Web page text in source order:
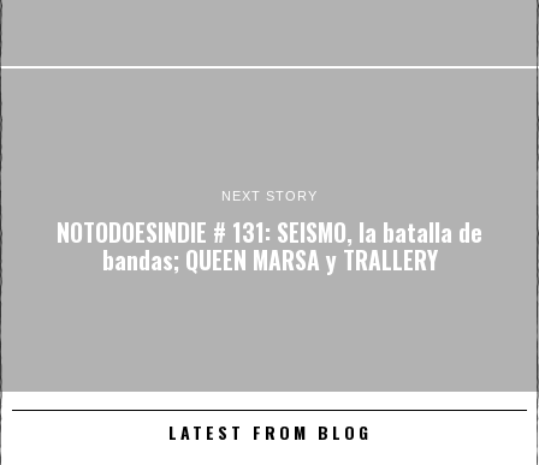
NEXT STORY
NOTODOESINDIE # 131: SEISMO, la batalla de
bandas; QUEEN MARSA y TRALLERY
LATEST FROM BLOG